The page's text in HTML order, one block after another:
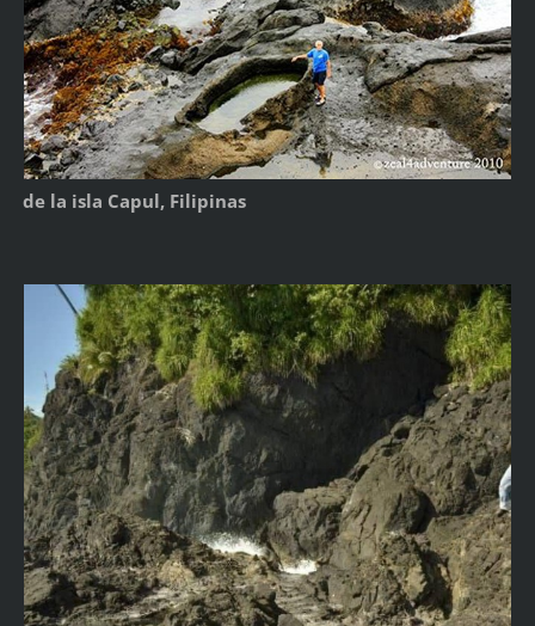
de la isla Capul, Filipinas